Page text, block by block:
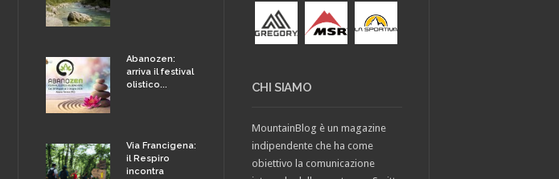
Abanozen:
arriva il festival
olistico...
Via Francigena:
il Respiro
incontra
CHI SIAMO
MountainBlog è un magazine
indipendente che ha come
obiettivo la comunicazione